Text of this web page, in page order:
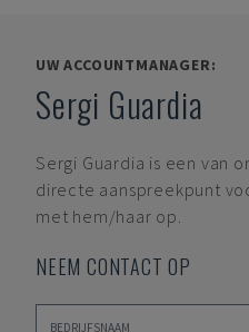
UW ACCOUNTMANAGER:
Sergi Guardia
Sergi Guardia is een van
directe aanspreekpunt
met hem/haar op.
NEEM CONTACT OP